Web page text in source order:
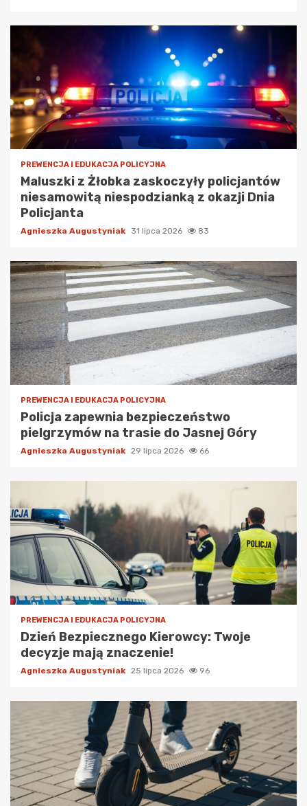
PREWENCJA I EDUKACJA POLICYJNA
Maluszki z Żłobka zaskoczyły policjantów
niesamowitą niespodzianką z okazji Dnia
Policjanta
Agnieszka Augustyniak 31 lipca 2026 83
PREWENCJA I EDUKACJA POLICYJNA
Policja zapewnia bezpieczeństwo
pielgrzymów na trasie do Jasnej Góry
Agnieszka Augustyniak 29 lipca 2026 66
PREWENCJA I EDUKACJA POLICYJNA
Dzień Bezpiecznego Kierowcy: Twoje
decyzje mają znaczenie!
Agnieszka Augustyniak 25 lipca 2026 96